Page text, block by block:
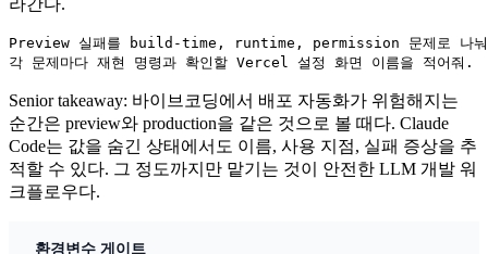
Preview 실패를 build-time, runtime, permission 문제로 나눠
각 문제마다 재현 명령과 확인할 Vercel 설정 화면 이름을 적어줘.
Senior takeaway: 바이브코딩에서 배포 자동화가 위험해지는
순간은 preview와 production을 같은 것으로 볼 때다. Claude
Code는 값을 숨긴 상태에서도 이름, 사용 지점, 실패 증상을 추
적할 수 있다. 그 정도까지만 맡기는 것이 안전한 LLM 개발 워
크플로우다.